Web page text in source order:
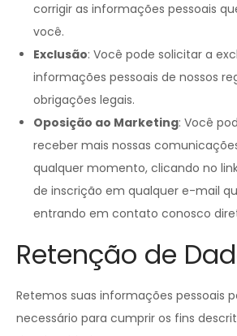
corrigir as informações pessoais
você.
Exclusão: Você pode solicitar a
informações pessoais de nossos
obrigações legais.
Oposição ao Marketing: Você
receber mais nossas
qualquer momento, clicando no
de inscrição em qualquer e-mail
entrando em contato conosco
Retenção de
Retemos suas informações pessoais
necessário para cumprir os fins